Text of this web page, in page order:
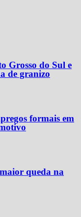
Grosso do Sul e
de granizo
formais em
queda na